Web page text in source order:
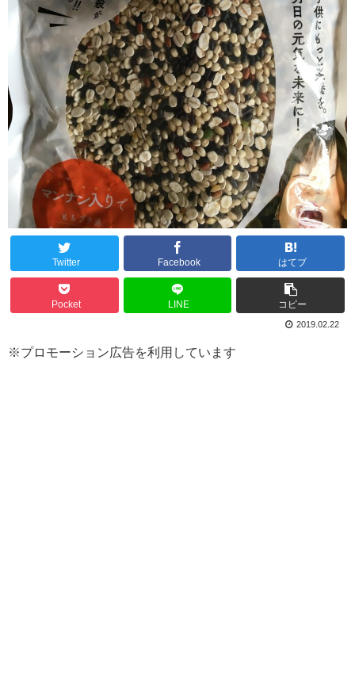
Twitter Facebook はてブ
Pocket LINE コピー
2019.02.22
※プロモーション広告を利用しています